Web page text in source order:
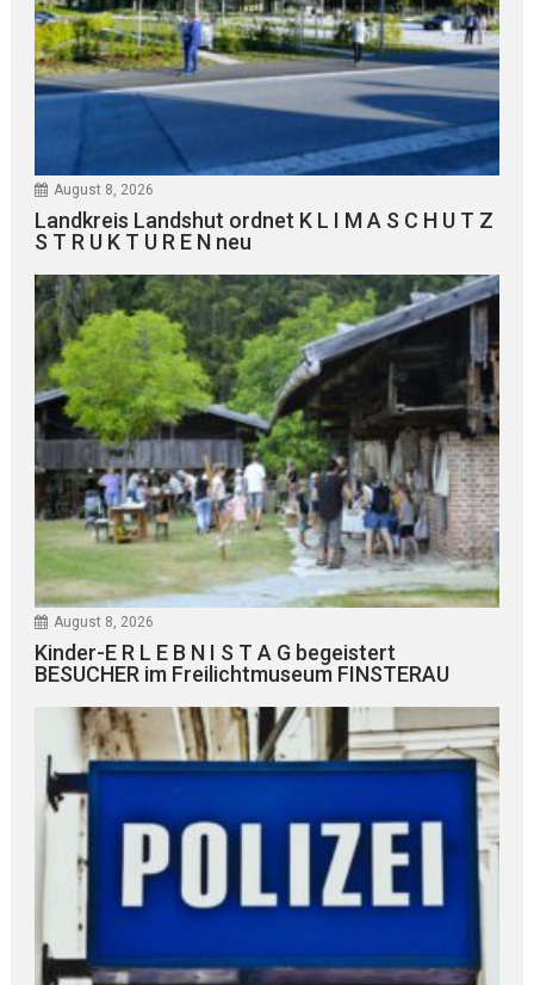
August 8, 2026
Landkreis Landshut ordnet K L I M A S C H U T Z
S T R U K T U R E N neu
August 8, 2026
Kinder-E R L E B N I S T A G begeistert
BESUCHER im Freilichtmuseum FINSTERAU